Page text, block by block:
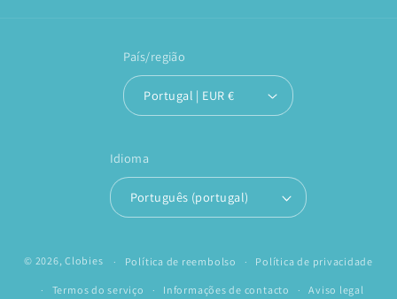
País/região
Portugal | EUR €
Idioma
Português (portugal)
© 2026,Clobies Política de reembolso Política de privacidade
Termos do serviço Informações de contacto Aviso legal